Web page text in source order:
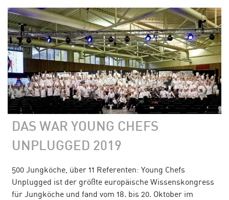
DAS WAR YOUNG CHEFS
UNPLUGGED 2019
500 Jungköche, über 11 Referenten: Young Chefs
Unplugged ist der größte europäische Wissenskongress
für Jungköche und fand vom 18. bis 20. Oktober im